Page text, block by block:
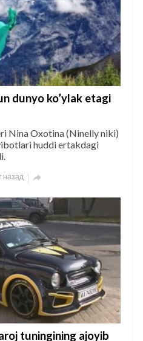
dunyo ko’ylak etagi
Nina Oxotina (Ninelly niki)
huddi ertakdagi
назад 
tuningining ajoyib